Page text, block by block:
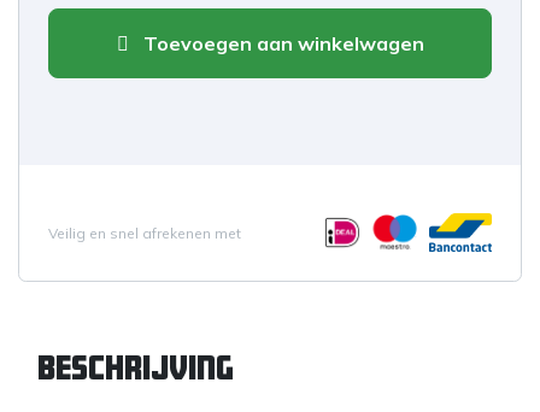
Toevoegen aan winkelwagen
Veilig en snel afrekenen met
Beschrijving